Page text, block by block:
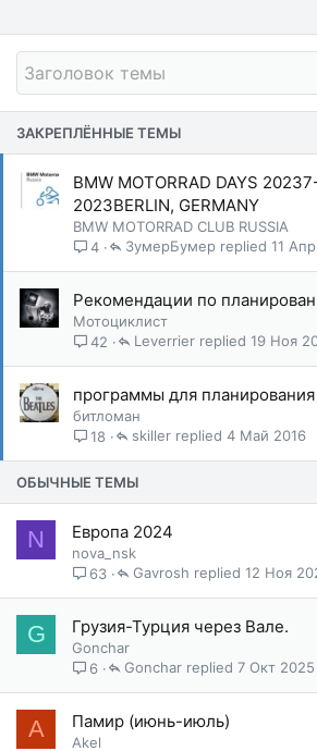
ЗАКРЕПЛЁННЫЕ ТЕМЫ
BMW MOTORRAD DAYS
2023BERLIN, GERMANY
BMW MOTORRAD CLUB RUSSIA
4
11
ЗумерБумер
Рекомендации по
Мотоциклист
42
19 Ноя
Leverrier
программы для
битломан
18
4 Май 2016
skiller
ОБЫЧНЫЕ ТЕМЫ
N Европа 2024
nova_nsk
63
12 Ноя
Gavrosh
G Грузия-Турция через Вале.
Gonchar
6
7 Окт 2025
Gonchar
A Памир (июнь-июль)
Akel